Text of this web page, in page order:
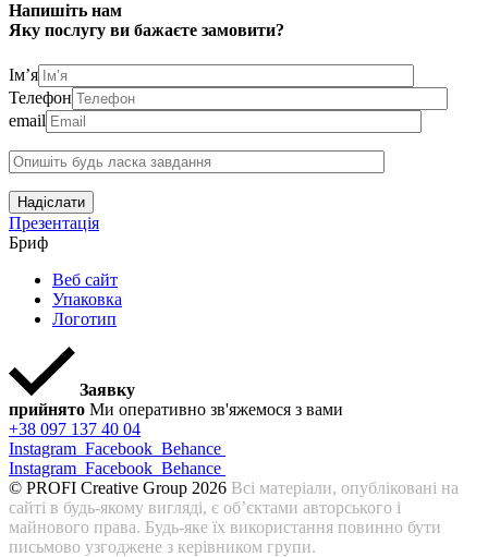
Напишіть нам
Яку послугу ви бажаєте замовити?
Ім’я
Телефон
email
Надіслати
Презентація
Бриф
Веб сайт
Упаковка
Логотип
Заявку
прийнято Ми оперативно зв'яжемося з вами
+38 097 137 40 04
Instagram Facebook Behance
Instagram Facebook Behance
© PROFI Creative Group 2026 Всі матеріали, опубліковані на
сайті в будь-якому вигляді, є об’єктами авторського і
майнового права. Будь-яке їх використання повинно бути
письмово узгоджене з керівником групи.